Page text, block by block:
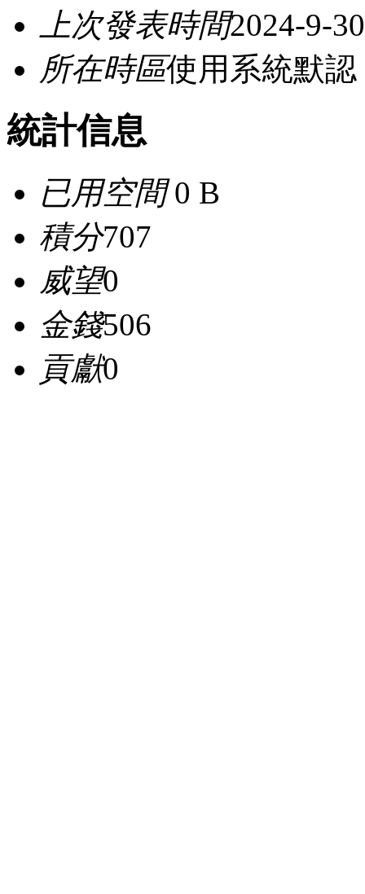
上次發表時間2024-9-
所在時區使用系統默認
統計信息
已用空間0 B
積分707
威望0
金錢506
貢獻0